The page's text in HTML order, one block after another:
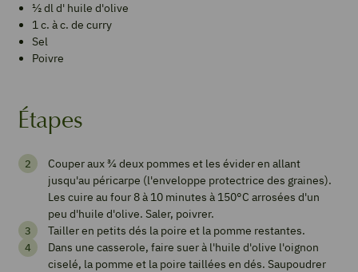
Étapes
Couper aux ¾ deux pommes et les évider en allant
jusqu'au péricarpe (l'enveloppe protectrice des graines).
Les cuire au four 8 à 10 minutes à 150°C arrosées d'un
peu d'huile d'olive. Saler, poivrer.
Tailler en petits dés la poire et la pomme restantes.
Dans une casserole, faire suer à l'huile d'olive l'oignon
ciselé, la pomme et la poire taillées en dés. Saupoudrer
½dl d' huile d'olive
1c. à c. de curry
Sel
Poivre
rôties
curry
de